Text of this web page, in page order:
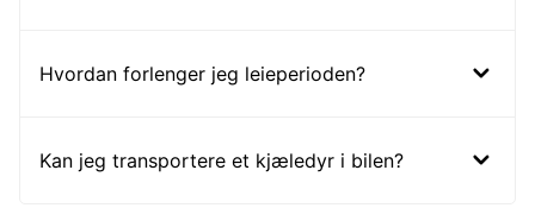
Hvordan forlenger jeg leieperioden?
Kan jeg transportere et kjæledyr i bilen?